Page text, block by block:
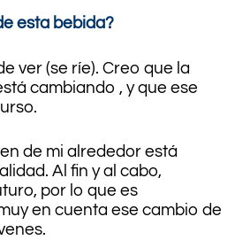
esta bebida?
ver (se ríe). Creo que la
cambiando , y que ese
de mi alrededor está
Al fin y al cabo,
por lo que es
en cuenta ese cambio de